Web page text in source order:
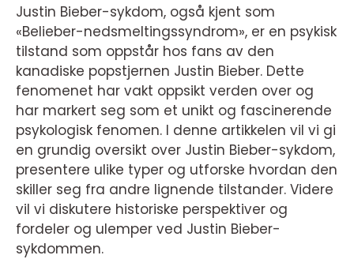
Justin Bieber-sykdom, også kjent som
«Belieber-nedsmeltingssyndrom», er en psykisk
tilstand som oppstår hos fans av den
kanadiske popstjernen Justin Bieber. Dette
fenomenet har vakt oppsikt verden over og
har markert seg som et unikt og fascinerende
psykologisk fenomen. I denne artikkelen vil vi gi
en grundig oversikt over Justin Bieber-sykdom,
presentere ulike typer og utforske hvordan den
skiller seg fra andre lignende tilstander. Videre
vil vi diskutere historiske perspektiver og
fordeler og ulemper ved Justin Bieber-
sykdommen.